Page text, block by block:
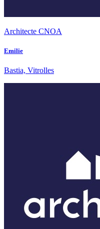
Architecte CNOA
Emilie
Bastia, Vitrolles